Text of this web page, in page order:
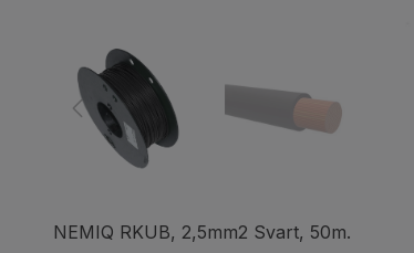
NEMIQ RKUB, 2,5mm2 Svart, 50m.